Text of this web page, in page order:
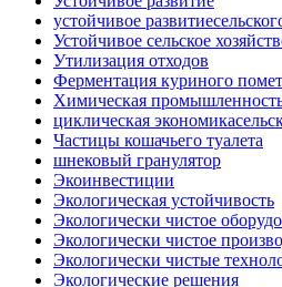
устойчивое
Устойчивое сельское
Утилизация отходов
Ферментация куриного
Химическая
циклическая
Частицы кошачьего туалета
шнековый гранулятор
Экоинвестиции
Экологическая устойчивость
Экологически чистое
Экологически чистое
Экологически чистые
Экологические решения